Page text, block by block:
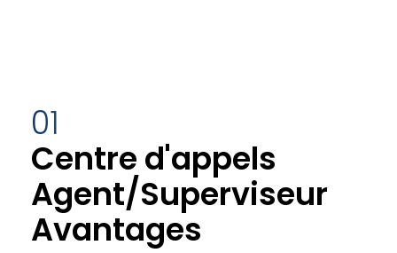
01
Centre d'appels
Agent/Superviseur
Avantages